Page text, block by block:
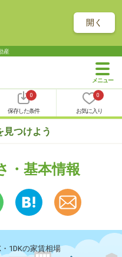
開く
産
0
保存した条件
0
お気に入り
見つけよう
・基本情報
1DKの家賃相場